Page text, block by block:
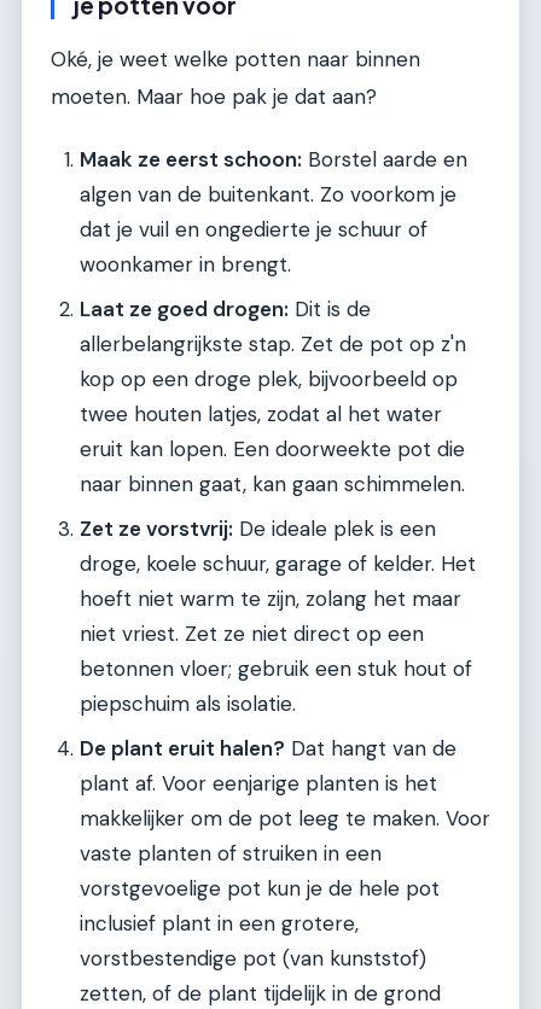
Oké, je weet welke potten naar binnen
moeten. Maar hoe pak je dat aan?
Maak ze eerst schoon: Borstel aarde en
algen van de buitenkant. Zo voorkom je
dat je vuil en ongedierte je schuur of
woonkamer in brengt.
Laat ze goed drogen: Dit is de
allerbelangrijkste stap. Zet de pot op z'n
kop op een droge plek, bijvoorbeeld op
twee houten latjes, zodat al het water
eruit kan lopen. Een doorweekte pot die
naar binnen gaat, kan gaan schimmelen.
Zet ze vorstvrij: De ideale plek is een
droge, koele schuur, garage of kelder. Het
hoeft niet warm te zijn, zolang het maar
niet vriest. Zet ze niet direct op een
betonnen vloer; gebruik een stuk hout of
piepschuim als isolatie.
De plant eruit halen? Dat hangt van de
plant af. Voor eenjarige planten is het
makkelijker om de pot leeg te maken. Voor
vaste planten of struiken in een
vorstgevoelige pot kun je de hele pot
inclusief plant in een grotere,
vorstbestendige pot (van kunststof)
zetten, of de plant tijdelijk in de grond